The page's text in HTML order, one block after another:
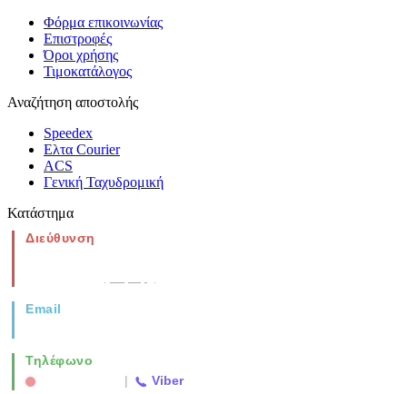
Φόρμα επικοινωνίας
Επιστροφές
Όροι χρήσης
Τιμοκατάλογος
Αναζήτηση αποστολής
Speedex
Ελτα Courier
ACS
Γενική Ταχυδρομική
Κατάστημα
Διεύθυνση
Email
Τηλέφωνο
| Viber